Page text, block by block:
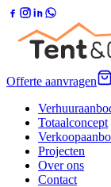
Offerte aanvragen
Totaalconcept
Projecten
Over ons
Contact